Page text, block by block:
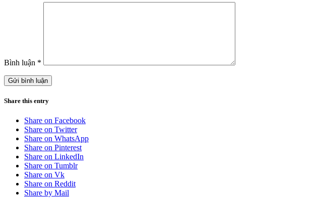
Bình luận *
Share this entry
Share on Facebook
Share on Twitter
Share on WhatsApp
Share on Pinterest
Share on LinkedIn
Share on Tumblr
Share on Vk
Share on Reddit
Share by Mail